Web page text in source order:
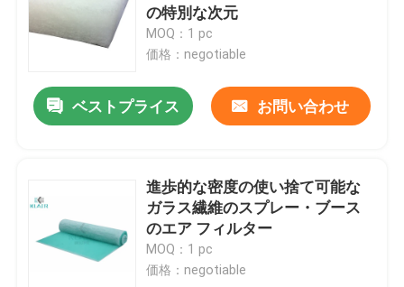
の特別な次元
MOQ：1 pc
価格：negotiable
ベストプライス お問い合わせ
進歩的な密度の使い捨て可能な
ガラス繊維のスプレー・ブース
のエア フィルター
MOQ：1 pc
価格：negotiable